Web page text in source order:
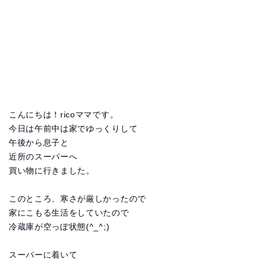
こんにちは！ricoママです。
今日は午前中は家でゆっくりして
午後から息子と
近所のスーパーへ
買い物に行きました。
このところ、寒さが厳しかったので
家にこもる生活をしていたので
冷蔵庫が空っぽ状態(^_^;)
スーパーに着いて